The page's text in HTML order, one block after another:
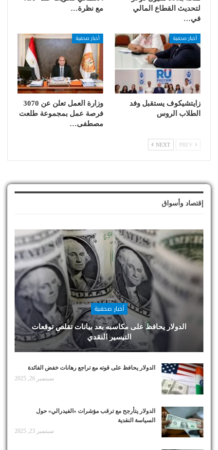
لتحديث القطاع المالي
في…
مع نظرة…
أخبار صحفية
زايتشيكوف يستقبل وفد
الطلاب الروس
أخبار صحفية
وزارة العمل تعلن عن 3070
فرصة عمل بمجموعة طلعت
مصطفى…
NEXT
إقتصاد وأسواق
أخبار صحفية
الدولار يحافظ على مكاسبه بعد بيانات تقلص توقعات
التيسير النقدي
الدولار يحافظ على قوته مع تراجع رهانات خفض الفائدة
سبتمبر 26, 2025
الدولار يتأرجح مع ترقب مؤشرات «الفيدرالي» حول
السياسة النقدية
سبتمبر 23, 2025